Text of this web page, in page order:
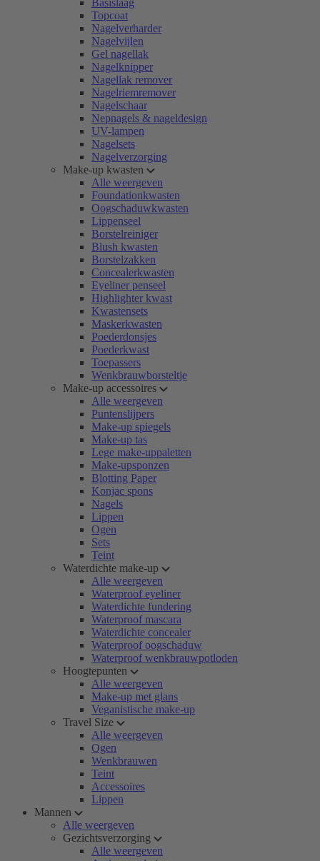
Basislaag
Topcoat
Nagelverharder
Nagelvijlen
Gel nagellak
Nagelknipper
Nagellak remover
Nagelriemremover
Nagelschaar
Nepnagels & nageldesign
UV-lampen
Nagelsets
Nagelverzorging
Make-up kwasten
Alle weergeven
Foundationkwasten
Oogschaduwkwasten
Lippenseel
Borstelreiniger
Blush kwasten
Borstelzakken
Concealerkwasten
Eyeliner penseel
Highlighter kwast
Kwastensets
Maskerkwasten
Poederdonsjes
Poederkwast
Toepassers
Wenkbrauwborsteltje
Make-up accessoires
Alle weergeven
Puntenslijpers
Make-up spiegels
Make-up tas
Lege make-uppaletten
Make-upsponzen
Blotting Paper
Konjac spons
Nagels
Lippen
Ogen
Sets
Teint
Waterdichte make-up
Alle weergeven
Waterproof eyeliner
Waterdichte fundering
Waterproof mascara
Waterdichte concealer
Waterproof oogschaduw
Waterproof wenkbrauwpotloden
Hoogtepunten
Alle weergeven
Make-up met glans
Veganistische make-up
Travel Size
Alle weergeven
Ogen
Wenkbrauwen
Teint
Accessoires
Lippen
Mannen
Alle weergeven
Gezichtsverzorging
Alle weergeven